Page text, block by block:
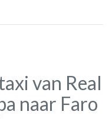
van Real
naar Faro